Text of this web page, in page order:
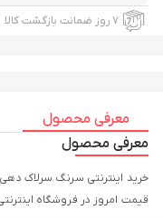
۷ روز ضمانت بازگشت کالا
معرفی محصول
معرفی محصول
خرید اینترنتی سرنگ سرلاک
قیمت امروز در فروشگاه